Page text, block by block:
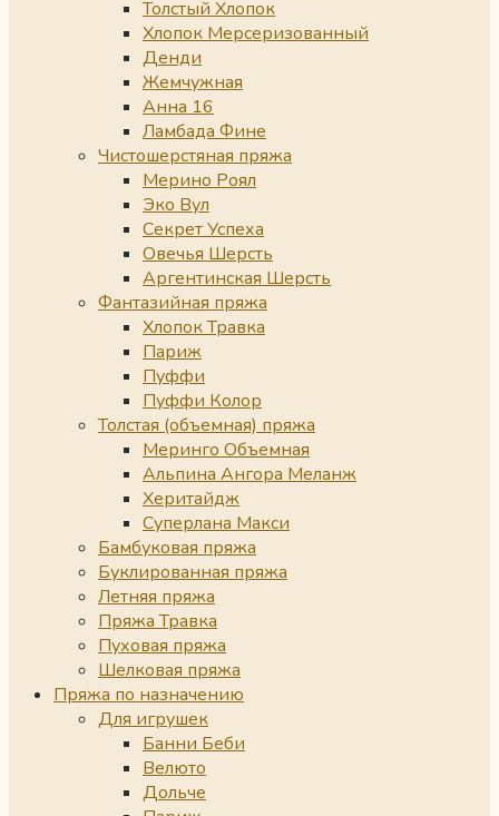
Толстый Хлопок
Хлопок Мерсеризованный
Денди
Жемчужная
Анна 16
Ламбада Фине
Чистошерстяная пряжа
Мерино Роял
Эко Вул
Секрет Успеха
Овечья Шерсть
Аргентинская Шерсть
Фантазийная пряжа
Хлопок Травка
Париж
Пуффи
Пуффи Колор
Толстая (объемная) пряжа
Меринго Объемная
Альпина Ангора Меланж
Херитайдж
Суперлана Макси
Бамбуковая пряжа
Буклированная пряжа
Летняя пряжа
Пряжа Травка
Пуховая пряжа
Шелковая пряжа
Пряжа по назначению
Для игрушек
Банни Беби
Велюто
Дольче